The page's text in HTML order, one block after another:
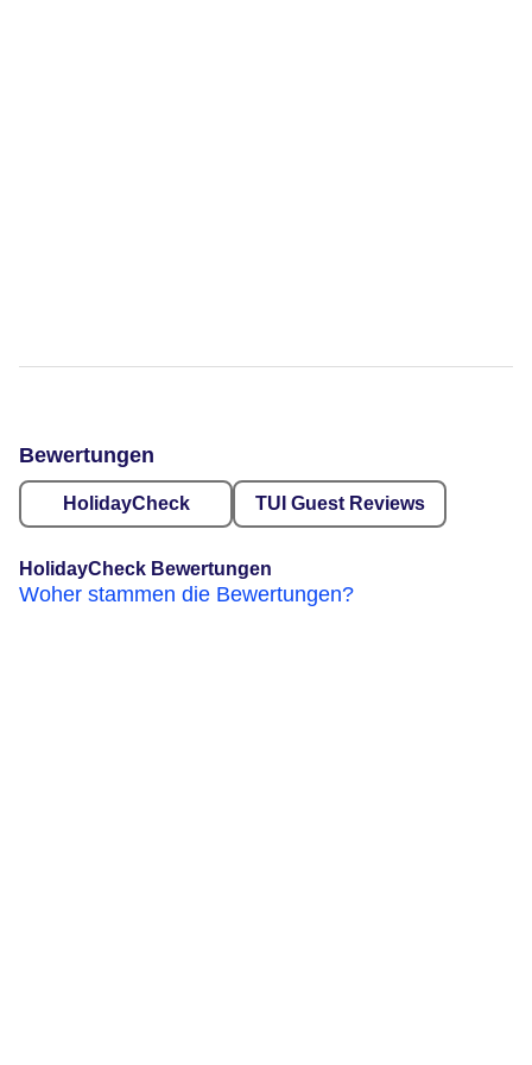
Bewertungen
HolidayCheck TUI Guest Reviews
HolidayCheck Bewertungen
Woher stammen die Bewertungen?